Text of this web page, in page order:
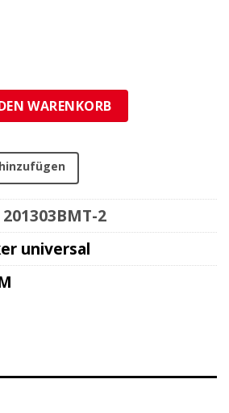
MOTOISM TYPE-THREE schwarz
WARENKORB
201303BMT-2
universal